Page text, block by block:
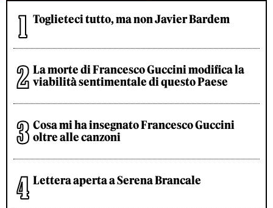
Toglieteci tutto, ma non Javier Bardem
La morte di Francesco Guccini modifica la
viabilità sentimentale di questo Paese
Cosa mi ha insegnato Francesco Guccini
oltre alle canzoni
Lettera aperta a Serena Brancale